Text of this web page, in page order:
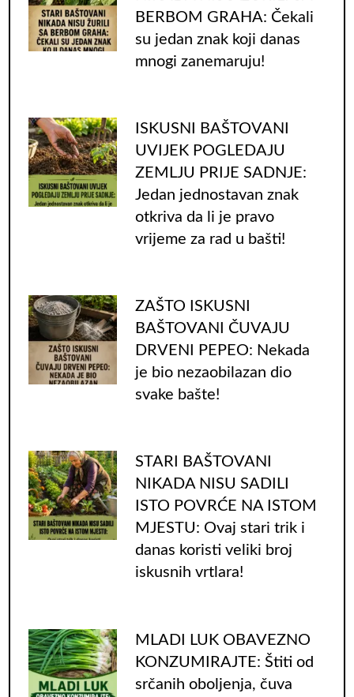
BERBOM GRAHA: Čekali
su jedan znak koji danas
mnogi zanemaruju!
ISKUSNI BAŠTOVANI
UVIJEK POGLEDAJU
ZEMLJU PRIJE SADNJE:
Jedan jednostavan znak
otkriva da li je pravo
vrijeme za rad u bašti!
ZAŠTO ISKUSNI
BAŠTOVANI ČUVAJU
DRVENI PEPEO: Nekada
je bio nezaobilazan dio
svake bašte!
STARI BAŠTOVANI
NIKADA NISU SADILI
ISTO POVRĆE NA ISTOM
MJESTU: Ovaj stari trik i
danas koristi veliki broj
iskusnih vrtlara!
MLADI LUK OBAVEZNO
KONZUMIRAJTE: Štiti od
srčanih oboljenja, čuva